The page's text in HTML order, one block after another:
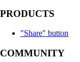
PRODUCTS
"Share" button
COMMUNITY